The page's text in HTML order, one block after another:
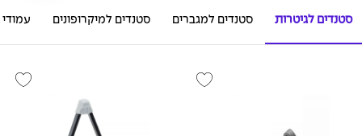
סטנדים לגיטרות סטנדים למגברים סטנדים למיקרופונים עמודי